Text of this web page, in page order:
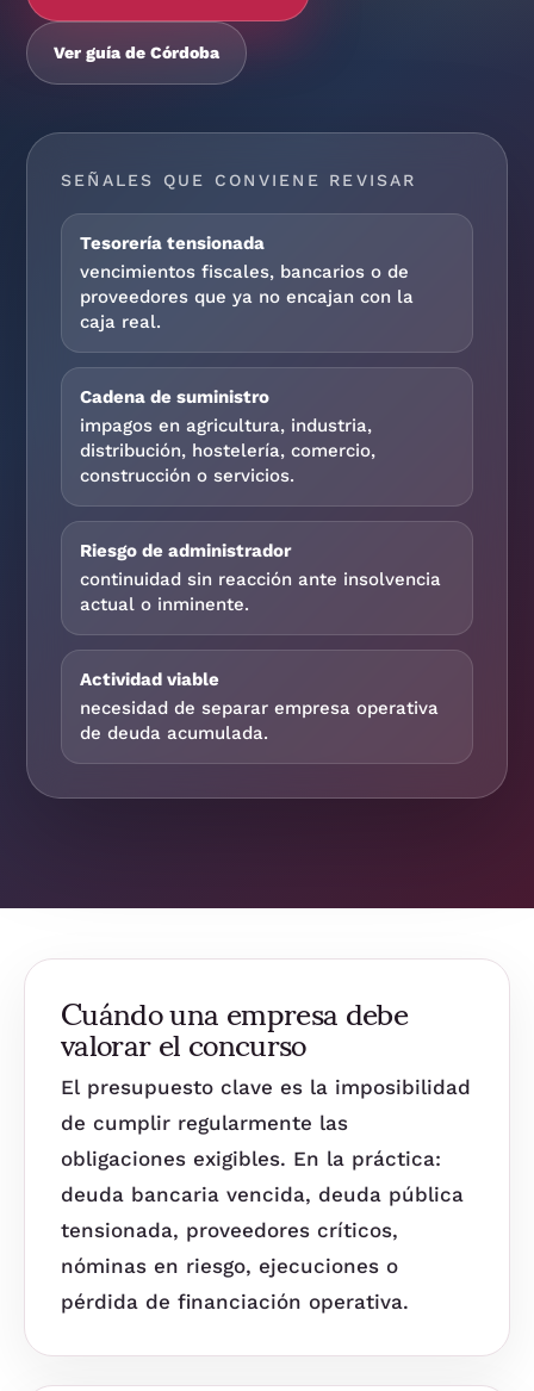
Ver guía de Córdoba
SEÑALES QUE CONVIENE REVISAR
Tesorería tensionada
vencimientos fiscales, bancarios o de
proveedores que ya no encajan con la
caja real.
Cadena de suministro
impagos en agricultura, industria,
distribución, hostelería, comercio,
construcción o servicios.
Riesgo de administrador
continuidad sin reacción ante insolvencia
actual o inminente.
Actividad viable
necesidad de separar empresa operativa
de deuda acumulada.
Cuándo una empresa debe
valorar el concurso
El presupuesto clave es la imposibilidad
de cumplir regularmente las
obligaciones exigibles. En la práctica:
deuda bancaria vencida, deuda pública
tensionada, proveedores críticos,
nóminas en riesgo, ejecuciones o
pérdida de financiación operativa.